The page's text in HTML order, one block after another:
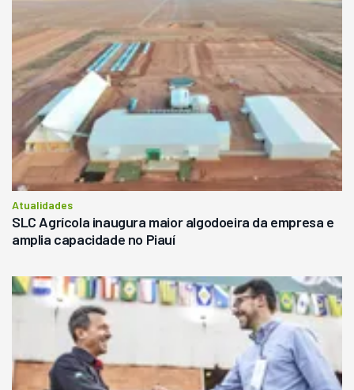
Atualidades
SLC Agrícola inaugura maior algodoeira da empresa e
amplia capacidade no Piauí